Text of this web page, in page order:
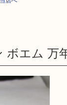
ボエム 万